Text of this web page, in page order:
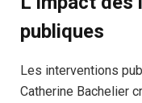
publiques
Les interventions
Catherine Bachelier